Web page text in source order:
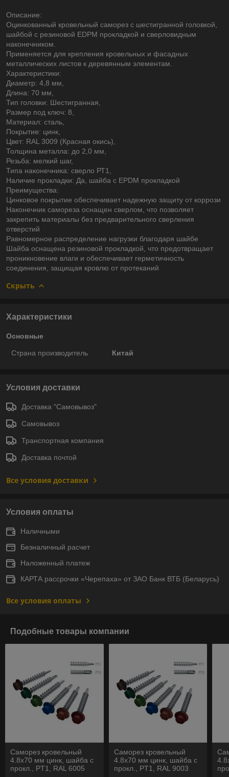
Описание:
Оцинкованный кровельный саморез с шестигранной головкой,
шайбой c резиновой EDPM прокладкой и сверловидным
наконечником.
Применяется для крепления кровельных и фасадных
металлических листов к деревянным элементам.
Характеристики:
Диаметр: 4,8 мм,
Длина: 70 мм,
Тип головки: Шестигранная,
Размер под ключ: 8,
Материал: сталь,
Покрытие: цинк,
Цвет: RAL 3009 (Красная окись),
Толщина металла: до 2,0 мм,
Резьба: мелкий шаг,
Типа наконечника: сверло РТ1,
Наличие прокладки: Да, шайба с EPDM прокладкой
Преимущества:
Цинковое покрытие обеспечивает надежную защиту от коррози
Наконечник самореза оснащен сверлом, что позволяет
закрепить материалы без предварительного сверления
отверстий
Равномерное распределение нагрузки благодаря шайбе
Шайба оснащена резиновой прокладкой, что предотвращает
проникновение влаги и обеспечивает герметичность
соединения, защищая кровлю от протеканий
Скрыть
Характеристики
Основные
Страна производитель Китай
Условия доставки
Доставка "Самовывоз"
Самовывоз
Транспортная компания
Доставка почтой
Все условия доставки
Условия оплаты
Наличными
Безналичный расчет
Наложенный платеж
КАРТА рассрочки «Черепаха» от ЗАО Банк ВТБ (Беларусь)
Все условия оплаты
Подобные товары компании
Саморез кровельный
4.8х70 мм цинк, шайба с
прокл., PT1, RAL 6005
Саморез кровельный
4.8х70 мм цинк, шайба с
прокл., PT1, RAL 9003